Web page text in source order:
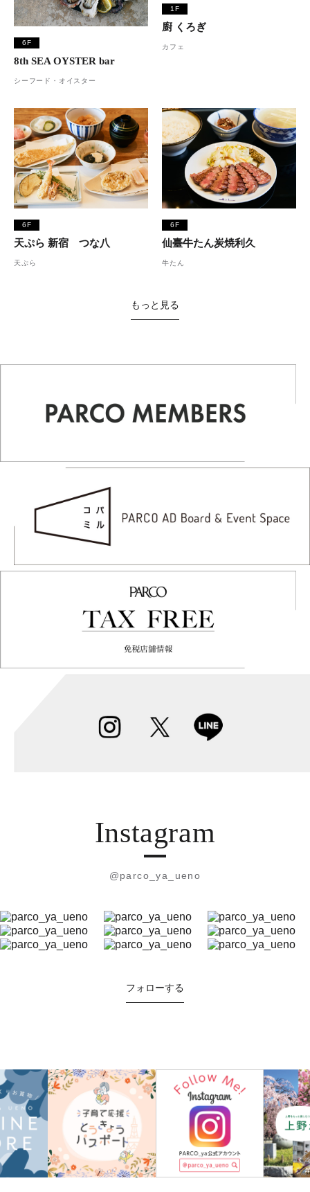
6F
8th SEA OYSTER bar
シーフード・オイスター
1F
廚 くろぎ
カフェ
6F
天ぷら 新宿 つな八
天ぷら
6F
仙臺牛たん炭焼利久
牛たん
もっと見る
Instagram
@parco_ya_ueno
フォローする